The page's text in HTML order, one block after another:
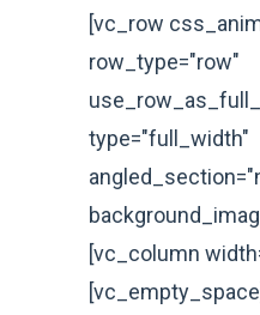
[vc_row
row_type="row"
type="full_width"
[vc_column